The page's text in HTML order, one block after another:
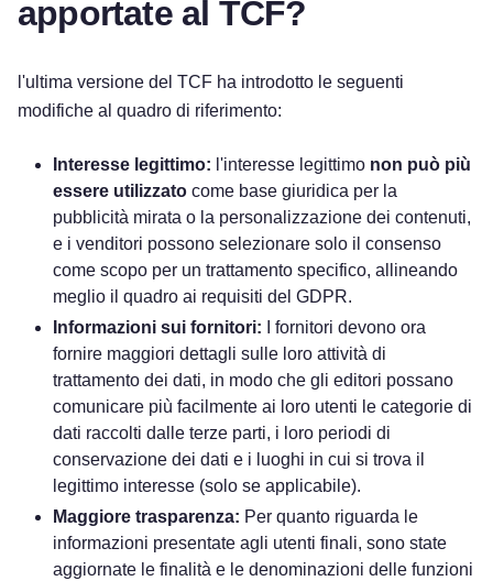
apportate al TCF?
l'ultima versione del TCF ha introdotto le seguenti
modifiche al quadro di riferimento:
Interesse legittimo: l'interesse legittimo non può più
essere utilizzato come base giuridica per la
pubblicità mirata o la personalizzazione dei contenuti,
e i venditori possono selezionare solo il consenso
come scopo per un trattamento specifico, allineando
meglio il quadro ai requisiti del GDPR.
Informazioni sui fornitori:
I fornitori devono ora
fornire maggiori dettagli sulle loro attività di
trattamento dei dati, in modo che gli editori possano
comunicare più facilmente ai loro utenti le categorie di
dati raccolti dalle terze parti, i loro periodi di
conservazione dei dati e i luoghi in cui si trova il
legittimo interesse (solo se applicabile).
Maggiore trasparenza: Per quanto riguarda le
informazioni presentate agli utenti finali, sono state
aggiornate le finalità e le denominazioni delle funzioni